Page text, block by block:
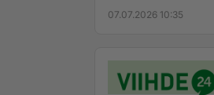
07.07.2026 10:35